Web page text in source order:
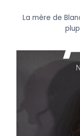
La mère de